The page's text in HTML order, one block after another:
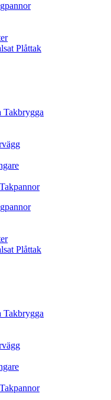
Plåttak
Takbrygga
Plåttak
Takbrygga